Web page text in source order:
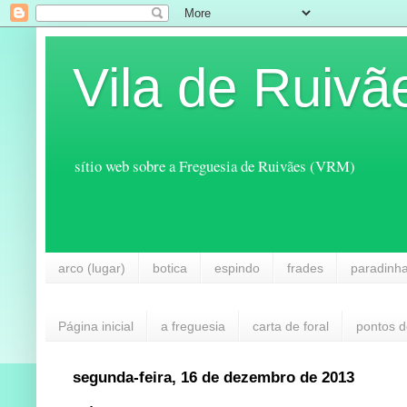
Vila de
sítio web sobre a Freguesia de Ruivães (VRM)
arco (lugar) botica espindo frades
Página inicial a freguesia carta de foral pontos
segunda-feira, 16 de dezembro de 2013